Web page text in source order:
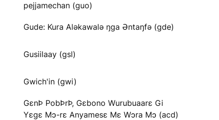
pejjamechan (guo)
Gude: Kura Aləkawalə ŋga Əntaŋfə (gde)
Gusiilaay (gsl)
Gwich'in (gwi)
GɛnÞ PobÞrÞ, Gɛbono Wurubuaarɛ Gi
Yɛgɛ Mɔ-rɛ Anyamesɛ Mɛ Wɔra Mɔ (acd)